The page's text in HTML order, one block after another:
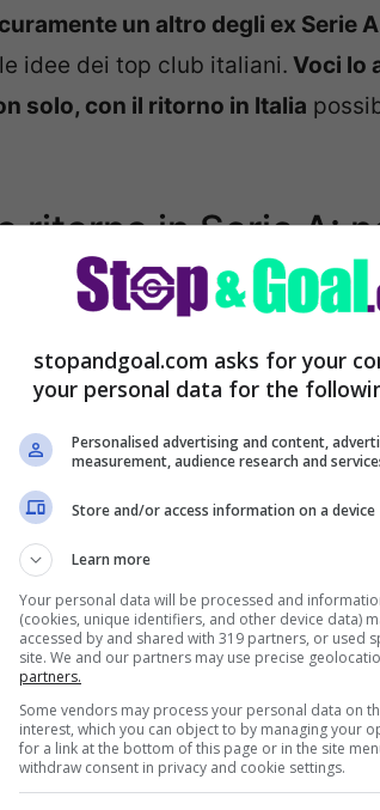
un altro degli ex Serie A
idee dei top club italiani. Voci lo
solo, con il ritorno in Italia
ritorno in Serie A:
di calciomercato che riguardano
alla fine degli accordi con
colGalatasaray, potrebbe far
Fiorentina e ancor prima
tra Arsenal e Atletico
da considerare uno dei leader
Galatasaray
stopandgoal.com asks for your
your personal data for the
Personalised advertising and content,
measurement, audience research and
Store and/or access information on a device
Learn more
Your personal data will be processed and
(cookies, unique identifiers, and other device data)
accessed by and shared with 319 partners, or used
site. We and our partners may use precise
partners.
Some vendors may process your personal data on
interest, which you can object to by managing your
for a link at the bottom of this page or in the site
withdraw consent in privacy and cookie settings.